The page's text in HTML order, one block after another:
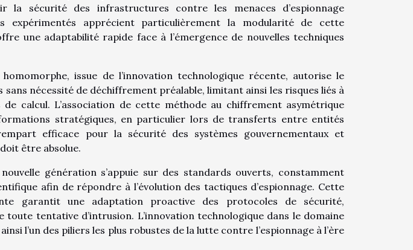
la sécurité des infrastructures contre les menaces d’espionnage
expérimentés apprécient particulièrement la modularité de cette
une adaptabilité rapide face à l’émergence de nouvelles techniques
issue de l’innovation technologique récente, autorise le
nécessité de déchiffrement préalable, limitant ainsi les risques liés à
de calcul. L’association de cette méthode au chiffrement asymétrique
stratégiques, en particulier lors de transferts entre entités
efficace pour la sécurité des systèmes gouvernementaux et
être absolue.
génération s’appuie sur des standards ouverts, constamment
afin de répondre à l’évolution des tactiques d’espionnage. Cette
garantit une adaptation proactive des protocoles de sécurité,
tentative d’intrusion. L’innovation technologique dans le domaine
l’un des piliers les plus robustes de la lutte contre l’espionnage à l’ère